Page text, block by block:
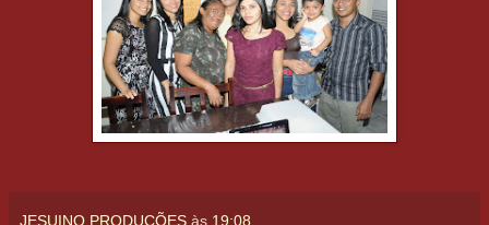
JESUINO PRODUÇÕES às 19:08